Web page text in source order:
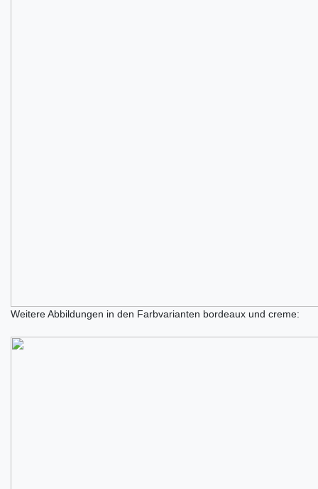
Weitere Abbildungen in den Farbvarianten bordeaux und creme: